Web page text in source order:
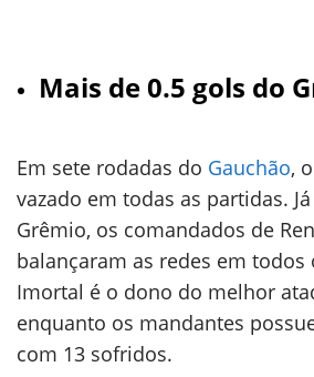
Mais de 0.5 gols do
Em sete rodadas do Gauchão,
vazado em todas as partidas.
Grêmio, os comandados de
balançaram as redes em todos
Imortal é o dono do melhor
enquanto os mandantes
com 13 sofridos.